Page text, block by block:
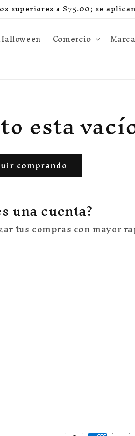
superiores a $75.00; se
Comercio
esta
comprando
una cuenta?
tus compras con mayor